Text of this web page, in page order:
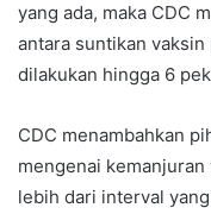
yang ada, maka CDC
antara suntikan
dilakukan hingga 6
CDC menambahkan
mengenai
lebih dari interval